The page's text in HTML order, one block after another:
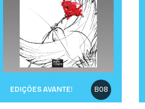
B08
EDIÇÕES AVANTE!